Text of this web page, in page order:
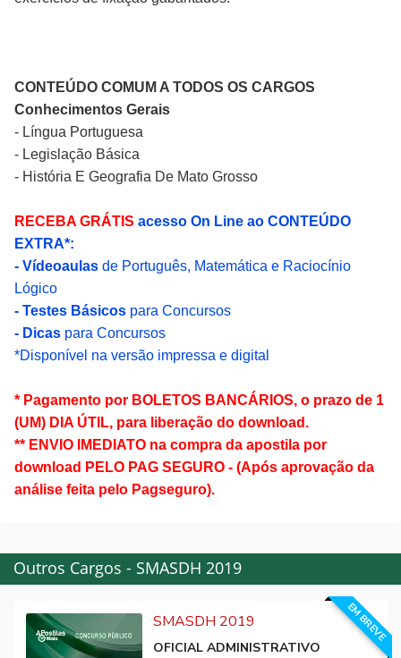
CONTEÚDO COMUM A TODOS OS CARGOS
Conhecimentos Gerais
- Língua Portuguesa
- Legislação Básica
- História E Geografia De Mato Grosso
RECEBA GRÁTIS acesso On Line ao CONTEÚDO
EXTRA*:
- Vídeoaulas de Português, Matemática e Raciocínio
Lógico
- Testes Básicos para Concursos
- Dicas para Concursos
*Disponível na versão impressa e digital
* Pagamento por BOLETOS BANCÁRIOS, o prazo de 1
(UM) DIA ÚTIL, para liberação do download.
** ENVIO IMEDIATO na compra da apostila por
download PELO PAG SEGURO - (Após aprovação da
análise feita pelo Pagseguro).
Outros Cargos - SMASDH 2019
EM BREVE
SMASDH 2019
OFICIAL ADMINISTRATIVO